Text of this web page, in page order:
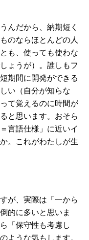
んだから、納期短く
のならほとんどの人
も、使っても使わな
ょうが）。誰しもフ
期間に開発ができる
い（自分が知らな
て覚えるのに時間が
と思います。おそら
言語仕様」に近いイ
。これがわたしが生
が、実際は「一から
的に多いと思いま
「保守性も考慮し
ような気もします。